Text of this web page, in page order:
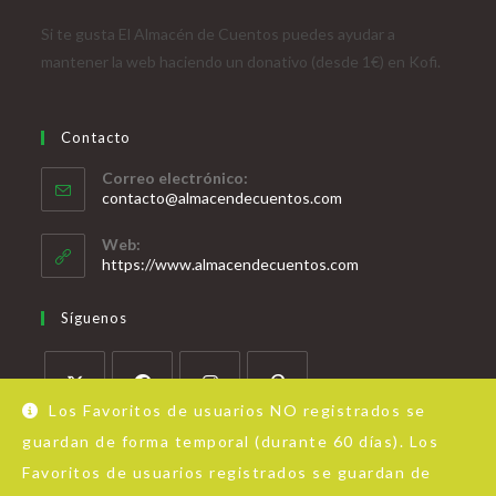
Los Favoritos de usuarios NO registrados se
guardan de forma temporal (durante 60 días). Los
Favoritos de usuarios registrados se guardan de
Si te gusta El Almacén de Cuentos puedes ayudar a
mantener la web haciendo un donativo (desde 1€) en Kofi.
Contacto
Correo electrónico:
contacto@almacendecuentos.com
Web:
https://www.almacendecuentos.com
Síguenos